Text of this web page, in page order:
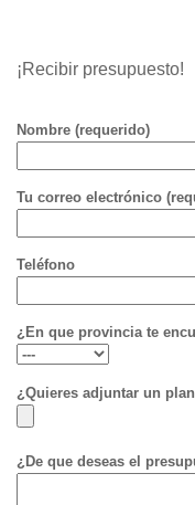
¡Recibir presupuesto!
Nombre (requerido)
Tu correo electrónico
Teléfono
¿En que provincia te
¿Quieres adjuntar un
¿De que deseas el